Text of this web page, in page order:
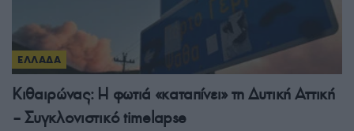
ΕΛΛΑΔΑ
Κιθαιρώνας: Η φωτιά «καταπίνει» τη Δυτική Αττική
– Συγκλονιστικό timelapse